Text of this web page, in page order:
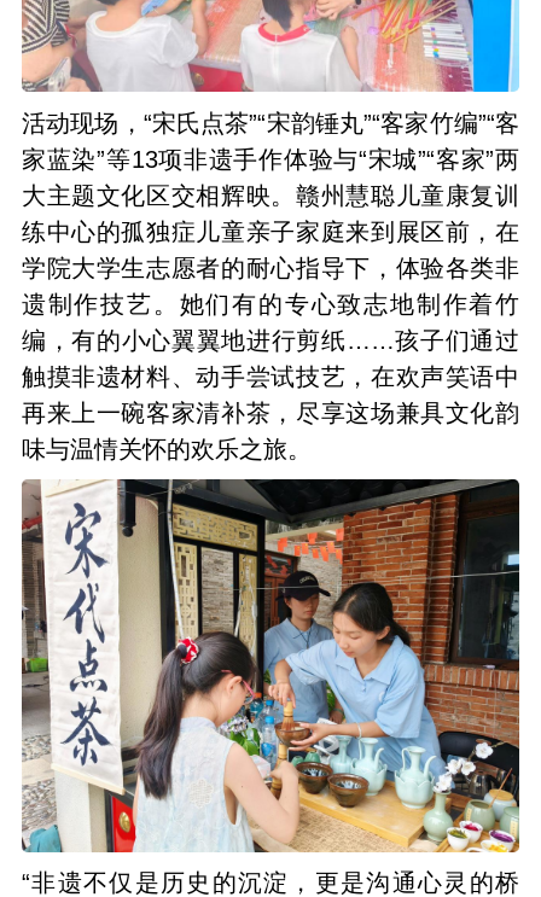
活动现场，“宋氏点茶”“宋韵锤丸”“客家竹编”“客
家蓝染”等13项非遗手作体验与“宋城”“客家”两
大主题文化区交相辉映。赣州慧聪儿童康复训
练中心的孤独症儿童亲子家庭来到展区前，在
学院大学生志愿者的耐心指导下，体验各类非
遗制作技艺。她们有的专心致志地制作着竹
编，有的小心翼翼地进行剪纸……孩子们通过
触摸非遗材料、动手尝试技艺，在欢声笑语中
再来上一碗客家清补茶，尽享这场兼具文化韵
味与温情关怀的欢乐之旅。
“非遗不仅是历史的沉淀，更是沟通心灵的桥